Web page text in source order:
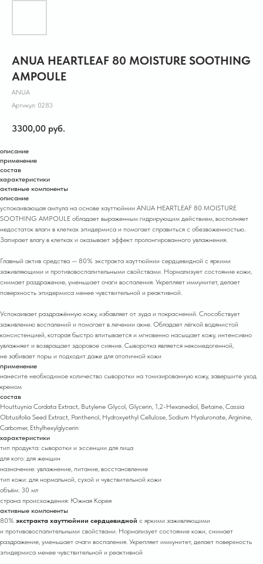
ANUA HEARTLEAF 80 MOISTURE SOOTHING
AMPOULE
ANUA
Артикул: 0283
3300,00 руб.
описание
применение
состав
характеристики
активные компоненты
описание
успокаивающая ампула на основе хауттюйнии ANUA HEARTLEAF 80 MOISTURE
SOOTHING AMPOULE обладает выраженным гидрирующим действием, восполняет
недостаток влаги в клетках эпидермиса и помогает справиться с обезвоженностью.
Запирает влагу в клетках и оказывает эффект пролонгированного увлажнения.
Главный актив средства — 80% экстракта хауттюйнии сердцевидной с яркими
заживляющими и противовоспалительными свойствами. Нормализует состояние кожи,
снимает раздражение, уменьшает очаги воспаления. Укрепляет иммунитет, делает
поверхность эпидермиса менее чувствительной и реактивной.
Успокаивает раздражённую кожу, избавляет от зуда и покраснений. Способствует
заживлению воспалений и помогает в лечении акне. Обладает лёгкой водянистой
консистенцией, которая быстро впитывается и мгновенно насыщает кожу, интенсивно
увлажняет и возвращает здоровое сияние. Сыворотка является некомедогенной,
не забивает поры и подходит даже для атопичной кожи
применение
нанесите необходимое количество сыворотки на тонизированную кожу, завершите уход
кремом
состав
Houttuynia Cordata Extract, Butylene Glycol, Glycerin, 1,2-Hexanediol, Betaine, Cassia
Obtusifolia Seed Extract, Panthenol, Hydroxyethyl Cellulose, Sodium Hyaluronate, Arginine,
Carbomer, Ethylhexylglycerin
характеристики
тип продукта: cыворотки и эссенции для лица
для кого: для женщин
назначение: увлажнение, питание, восстановление
тип кожи: для нормальной, сухой и чувствительной кожи
объём: 30 мл
страна происхождения: Южная Корея
активные компоненты
80% экстракта хауттюйнии сердцевидной с яркими заживляющими
и противовоспалительными свойствами. Нормализует состояние кожи, снимает
раздражение, уменьшает очаги воспаления. Укрепляет иммунитет, делает поверхность
эпидермиса менее чувствительной и реактивной